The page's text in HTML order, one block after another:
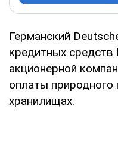
Германский
кредитных средств
акционерной
оплаты природного
хранилищах.